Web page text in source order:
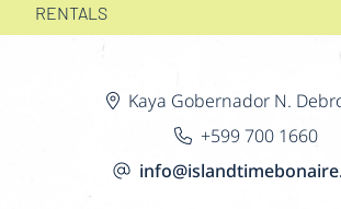
RENTALS
Kaya Gobernador N.
+599 700 1660